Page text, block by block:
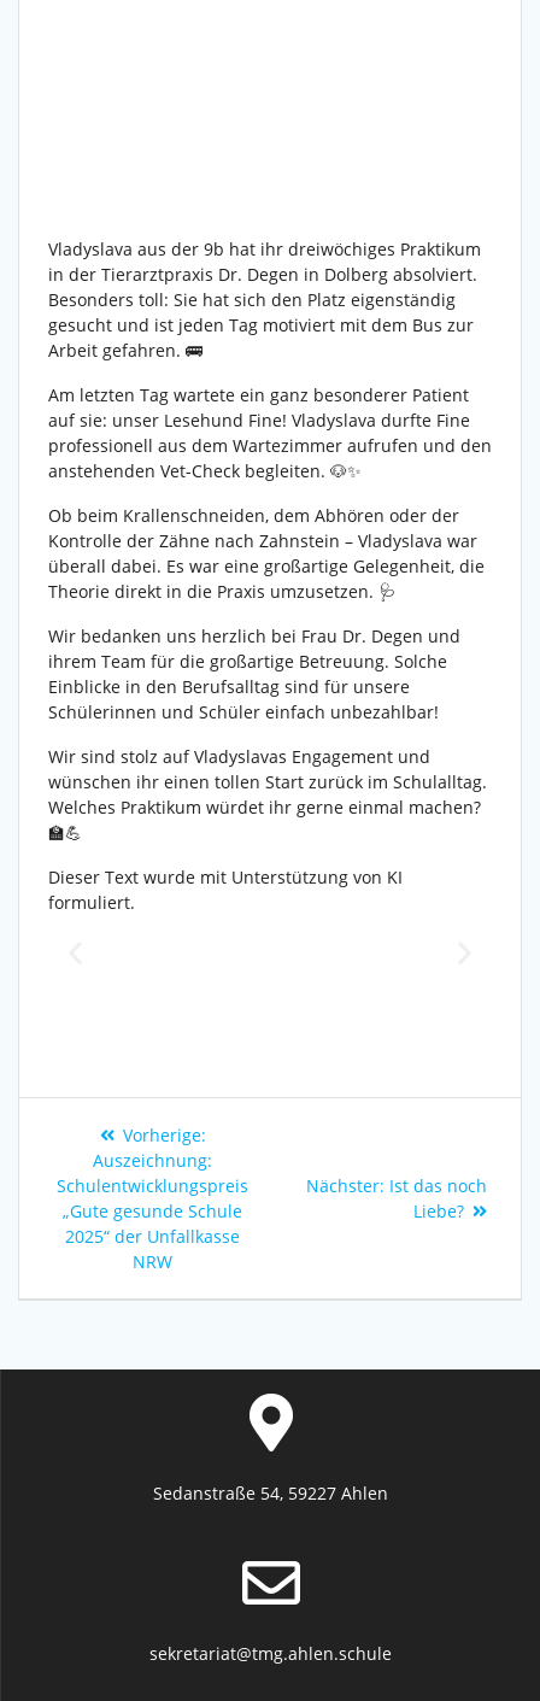
Vladyslava aus der 9b hat ihr dreiwöchiges Praktikum
in der Tierarztpraxis Dr. Degen in Dolberg absolviert.
Besonders toll: Sie hat sich den Platz eigenständig
gesucht und ist jeden Tag motiviert mit dem Bus zur
Arbeit gefahren. 🚌
Am letzten Tag wartete ein ganz besonderer Patient
auf sie: unser Lesehund Fine! Vladyslava durfte Fine
professionell aus dem Wartezimmer aufrufen und den
anstehenden Vet-Check begleiten. 🐶✨
Ob beim Krallenschneiden, dem Abhören oder der
Kontrolle der Zähne nach Zahnstein – Vladyslava war
überall dabei. Es war eine großartige Gelegenheit, die
Theorie direkt in die Praxis umzusetzen. 🩺
Wir bedanken uns herzlich bei Frau Dr. Degen und
ihrem Team für die großartige Betreuung. Solche
Einblicke in den Berufsalltag sind für unsere
Schülerinnen und Schüler einfach unbezahlbar!
Wir sind stolz auf Vladyslavas Engagement und
wünschen ihr einen tollen Start zurück im Schulalltag.
Welches Praktikum würdet ihr gerne einmal machen?
🏫💪
Dieser Text wurde mit Unterstützung von KI
formuliert.
Vorherige:
Auszeichnung:
Schulentwicklungspreis
„Gute gesunde Schule
2025“ der Unfallkasse
NRW
Nächster: Ist das noch
Liebe?
Sedanstraße 54, 59227 Ahlen
sekretariat@tmg.ahlen.schule